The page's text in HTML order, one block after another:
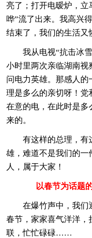
亮了；打开电暧炉，立
哗”流了出来。我高兴
结束了，我们的生活又
我从电视“抗击冰
小时里两次亲临湖南
问电力英雄。那感人的
理是多么的亲切呀！党
在意的电，在此时是多
来的。
有这样的总理，有
雄，难道不是我们的一
人，属于大家！
以春节为话题
在爆竹声中，我
春节，家家喜气洋洋，
联，忙忙碌碌……